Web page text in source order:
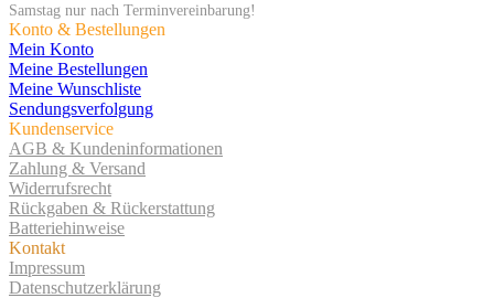
Samstag nur nach Terminvereinbarung!
Konto & Bestellungen
Mein Konto
Meine Bestellungen
Meine Wunschliste
Sendungsverfolgung
Kundenservice
AGB & Kundeninformationen
Zahlung & Versand
Widerrufsrecht
Rückgaben & Rückerstattung
Batteriehinweise
Kontakt
Impressum
Datenschutzerklärung